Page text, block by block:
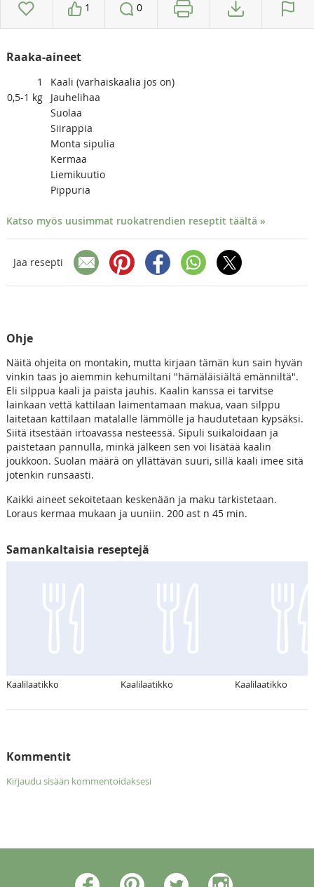
1 0
Raaka-aineet
1
Kaali (varhaiskaalia jos on)
0,5-1 kg
Jauhelihaa
Suolaa
Siirappia
Monta sipulia
Kermaa
Liemikuutio
Pippuria
Katso myös uusimmat ruokatrendien reseptit täältä »
Jaa resepti
Ohje
Näitä ohjeita on montakin, mutta kirjaan tämän kun sain hyvän
vinkin taas jo aiemmin kehumiltani "hämäläisiältä emänniltä".
Eli silppua kaali ja paista jauhis. Kaalin kanssa ei tarvitse
lainkaan vettä kattilaan laimentamaan makua, vaan silppu
laitetaan kattilaan matalalle lämmölle ja haudutetaan kypsäksi.
Siitä itsestään irtoavassa nesteessä. Sipuli suikaloidaan ja
paistetaan pannulla, minkä jälkeen sen voi lisätää kaalin
joukkoon. Suolan määrä on yllättävän suuri, sillä kaali imee sitä
jotenkin runsaasti.
Kaikki aineet sekoitetaan keskenään ja maku tarkistetaan.
Loraus kermaa mukaan ja uuniin. 200 ast n 45 min.
Samankaltaisia reseptejä
Kaalilaatikko Kaalilaatikko Kaalilaatikko
Kommentit
Kirjaudu sisään kommentoidaksesi